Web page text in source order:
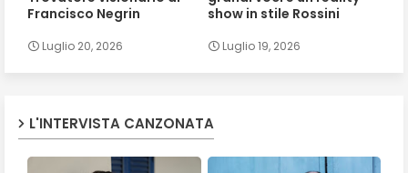
Francisco Negrin
Luglio 20, 2026
show in stile Rossini
Luglio 19, 2026
L'INTERVISTA CANZONATA